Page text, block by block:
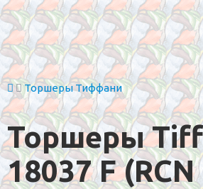
Торшеры Тиффани
Торшеры
18037 F